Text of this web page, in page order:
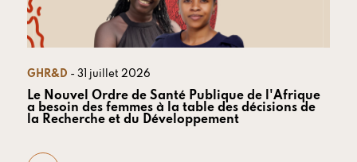
GHR&D - 31 juillet 2026
Le Nouvel Ordre de Santé Publique de l'Afrique
a besoin des femmes à la table des décisions de
la Recherche et du Développement